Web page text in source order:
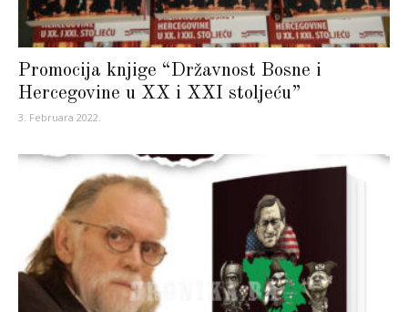
Promocija knjige “Državnost Bosne i
Hercegovine u XX i XXI stoljeću”
3. Februara 2022.